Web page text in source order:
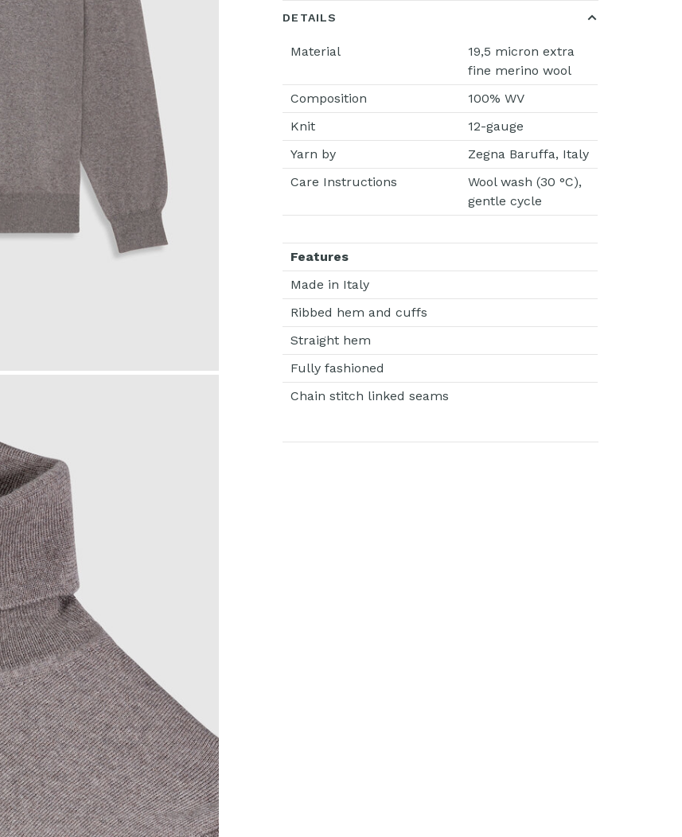
DETAILS
Material
19,5 micron extra
fine merino wool
Composition
100% WV
Knit
12-gauge
Yarn by
Zegna Baruffa, Italy
Care Instructions
Wool wash (30 °C),
gentle cycle
Features
Made in Italy
Ribbed hem and cuffs
Straight hem
Fully fashioned
Chain stitch linked seams